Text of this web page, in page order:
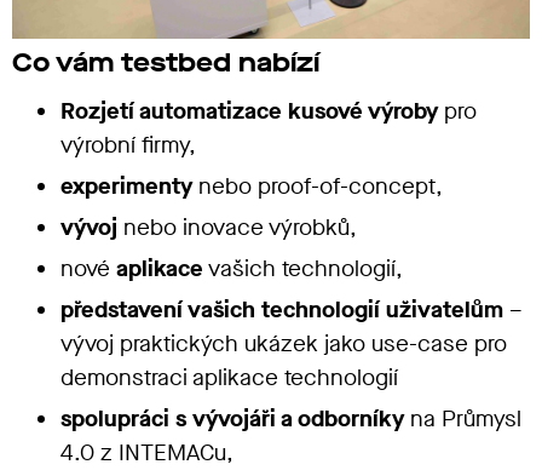
Co vám testbed nabízí
Rozjetí automatizace kusové výrobypro
výrobní firmy,
experimentynebo proof-of-concept,
vývoj nebo inovace výrobků,
nové aplikace vašich technologií,
představení vašich technologií uživatelům –
vývoj praktických ukázek jako use-case pro
demonstraci aplikace technologií
spolupráci s vývojáři a odborníkyna Průmysl
4.0 z INTEMACu,